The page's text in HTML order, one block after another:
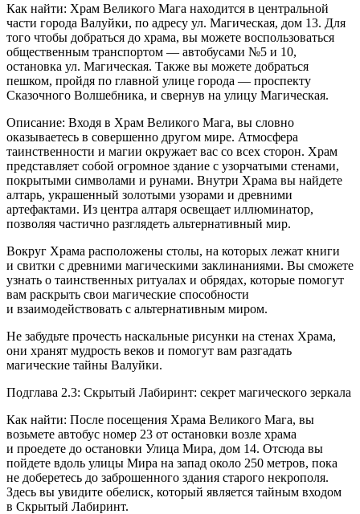
Как найти: Храм Великого Мага находится в центральной
части города Валуйки, по адресу ул. Магическая, дом 13. Для
того чтобы добраться до храма, вы можете воспользоваться
общественным транспортом — автобусами №5 и 10,
остановка ул. Магическая. Также вы можете добраться
пешком, пройдя по главной улице города — проспекту
Сказочного Волшебника, и свернув на улицу Магическая.
Описание: Входя в Храм Великого Мага, вы словно
оказываетесь в совершенно другом мире. Атмосфера
таинственности и магии окружает вас со всех сторон. Храм
представляет собой огромное здание с узорчатыми стенами,
покрытыми символами и рунами. Внутри Храма вы найдете
алтарь, украшенный золотыми узорами и древними
артефактами. Из центра алтаря освещает иллюминатор,
позволяя частично разглядеть альтернативный мир.
Вокруг Храма расположены столы, на которых лежат книги
и свитки с древними магическими заклинаниями. Вы сможете
узнать о таинственных ритуалах и обрядах, которые помогут
вам раскрыть свои магические способности
и взаимодействовать с альтернативным миром.
Не забудьте прочесть наскальные рисунки на стенах Храма,
они хранят мудрость веков и помогут вам разгадать
магические тайны Валуйки.
Подглава 2.3: Скрытый Лабиринт: секрет магического зеркала
Как найти: После посещения Храма Великого Мага, вы
возьмете автобус номер 23 от остановки возле храма
и проедете до остановки Улица Мира, дом 14. Отсюда вы
пойдете вдоль улицы Мира на запад около 250 метров, пока
не доберетесь до заброшенного здания старого некрополя.
Здесь вы увидите обелиск, который является тайным входом
в Скрытый Лабиринт.